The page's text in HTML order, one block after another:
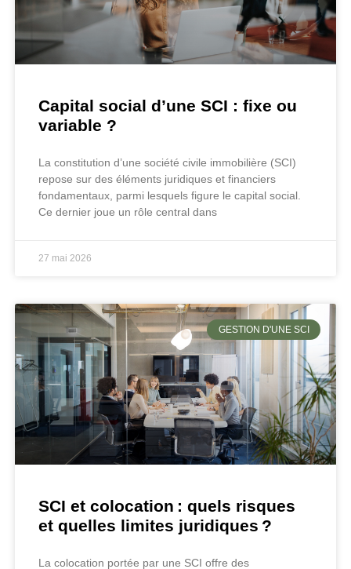
Capital social d’une SCI : fixe ou
variable ?
La constitution d’une société civile immobilière (SCI)
repose sur des éléments juridiques et financiers
fondamentaux, parmi lesquels figure le capital social.
Ce dernier joue un rôle central dans
27 mai 2026
GESTION D'UNE SCI
SCI et colocation : quels risques
et quelles limites juridiques ?
La colocation portée par une SCI offre des